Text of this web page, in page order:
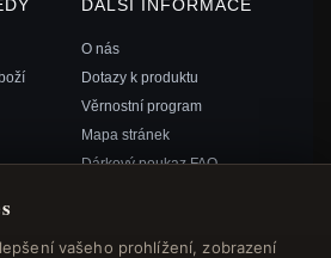
vašeho prohlížení, zobrazení
DALŠÍ INFORMACE
O nás
Dotazy k produktu
Věrnostní program
Mapa stránek
Dárkový poukaz FAQ